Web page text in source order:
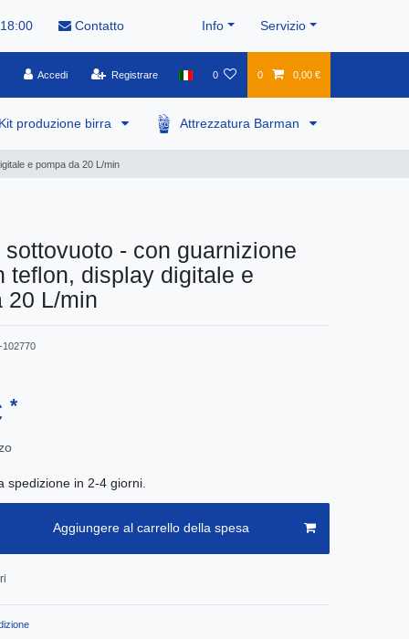
Contatto Info Servizio
Accedi Registrare 0 0 0,00 €
produzione birra Attrezzatura Barman
e pompa da 20 L/min
- con guarnizione
teflon, display digitale e
20 L/min
102770
*
spedizione in 2-4 giorni.
Aggiungere al carrello della spesa